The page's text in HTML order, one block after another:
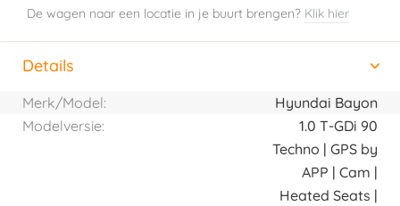
De wagen naar een locatie in je buurt brengen? Klik hier
Horizontal tab group
Details
Merk/Model:
Hyundai Bayon
Modelversie:
1.0 T-GDi 90
Techno | GPS by
APP | Cam |
Heated Seats |